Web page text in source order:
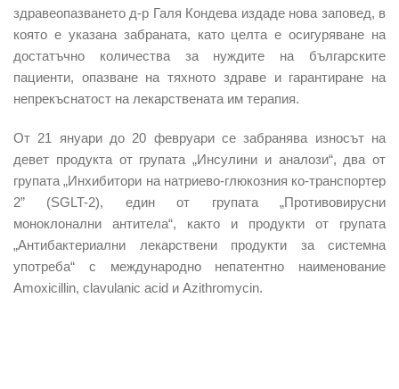
здравеопазването д-р Галя Кондева издаде нова заповед, в
която е указана забраната, като целта е осигуряване на
достатъчно количества за нуждите на българските
пациенти, опазване на тяхното здраве и гарантиране на
непрекъснатост на лекарствената им терапия.
От 21 януари до 20 февруари се забранява износът на
девет продукта от групата „Инсулини и аналози“, два от
групата „Инхибитори на натриево-глюкозния ко-транспортер
2” (SGLT-2), един от групата „Противовирусни
моноклонални антитела“, както и продукти от групата
„Антибактериални лекарствени продукти за системна
употреба“ с международно непатентно наименование
Amoxicillin, clavulanic acid и Azithromycin.